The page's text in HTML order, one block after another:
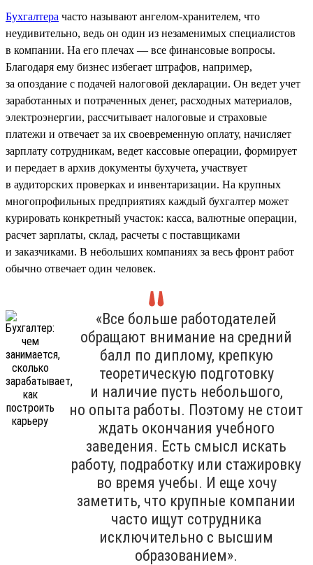
Бухгалтера часто называют ангелом-хранителем, что
неудивительно, ведь он один из незаменимых специалистов
в компании. На его плечах — все финансовые вопросы.
Благодаря ему бизнес избегает штрафов, например,
за опоздание с подачей налоговой декларации. Он ведет учет
заработанных и потраченных денег, расходных материалов,
электроэнергии, рассчитывает налоговые и страховые
платежи и отвечает за их своевременную оплату, начисляет
зарплату сотрудникам, ведет кассовые операции, формирует
и передает в архив документы бухучета, участвует
в аудиторских проверках и инвентаризации. На крупных
многопрофильных предприятиях каждый бухгалтер может
курировать конкретный участок: касса, валютные операции,
расчет зарплаты, склад, расчеты с поставщиками
и заказчиками. В небольших компаниях за весь фронт работ
обычно отвечает один человек.
«Все больше работодателей
обращают внимание на средний
балл по диплому, крепкую
теоретическую подготовку
и наличие пусть небольшого,
но опыта работы. Поэтому не стоит
ждать окончания учебного
заведения. Есть смысл искать
работу, подработку или стажировку
во время учебы. И еще хочу
заметить, что крупные компании
часто ищут сотрудника
исключительно с высшим
образованием».